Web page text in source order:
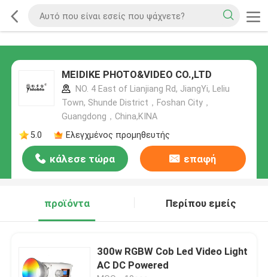
MEIDIKE PHOTO&VIDEO CO.,LTD
NO. 4 East of Lianjiang Rd, JiangYi, Leliu
Town, Shunde District，Foshan City，
Guangdong，China,ΚΙΝΑ
5.0
Ελεγχμένος προμηθευτής
κάλεσε τώρα επαφή
προϊόντα Περίπου εμείς
300w RGBW Cob Led Video Light
AC DC Powered